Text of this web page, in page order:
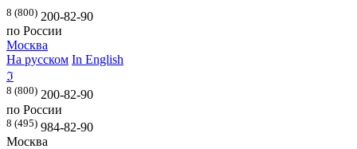
8 (800) 200-82-90
по России
Москва
На русском In English
ℑ
8 (800) 200-82-90
по России
8 (495) 984-82-90
Москва